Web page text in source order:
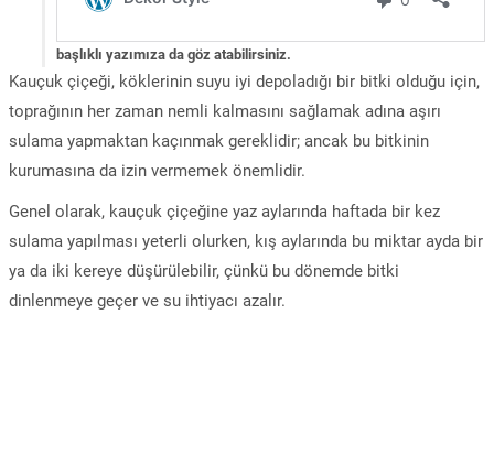
başlıklı yazımıza da göz atabilirsiniz.
Kauçuk çiçeği, köklerinin suyu iyi depoladığı bir bitki olduğu için,
toprağının her zaman nemli kalmasını sağlamak adına aşırı
sulama yapmaktan kaçınmak gereklidir; ancak bu bitkinin
kurumasına da izin vermemek önemlidir.
Genel olarak, kauçuk çiçeğine yaz aylarında haftada bir kez
sulama yapılması yeterli olurken, kış aylarında bu miktar ayda bir
ya da iki kereye düşürülebilir, çünkü bu dönemde bitki
dinlenmeye geçer ve su ihtiyacı azalır.